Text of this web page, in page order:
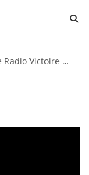
Radio Victoire